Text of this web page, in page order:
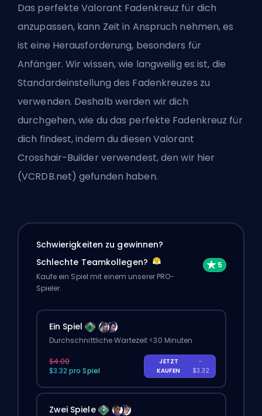
Das perfekte Valorant Fadenkreuz für dich
anzupassen, kann Zeit in Anspruch nehmen, es
ist eine Herausforderung, besonders für
Anfänger. Wir wissen, wie langweilig es ist, die
Standardeinstellung des Fadenkreuzes zu
verwenden. Deshalb werden wir dich
durchgehen, wie du das perfekte Fadenkreuz für
dich findest, indem du diesen Valorant
Crosshair-Builder verwendest, den wir hier
(VCRDB.net) gefunden haben.
Schwierigkeiten zu gewinnen?
Schlechte Teamkollegen?
Kaufe ein Spiel mit einem unserer PRO-
Spieler.
Ein Spiel
Durchschnittliche Wartezeit <30 Minuten
$4.00
$3.32 pro Spiel
JETZT
KAUFEN
-
$3.32
Zwei Spiele